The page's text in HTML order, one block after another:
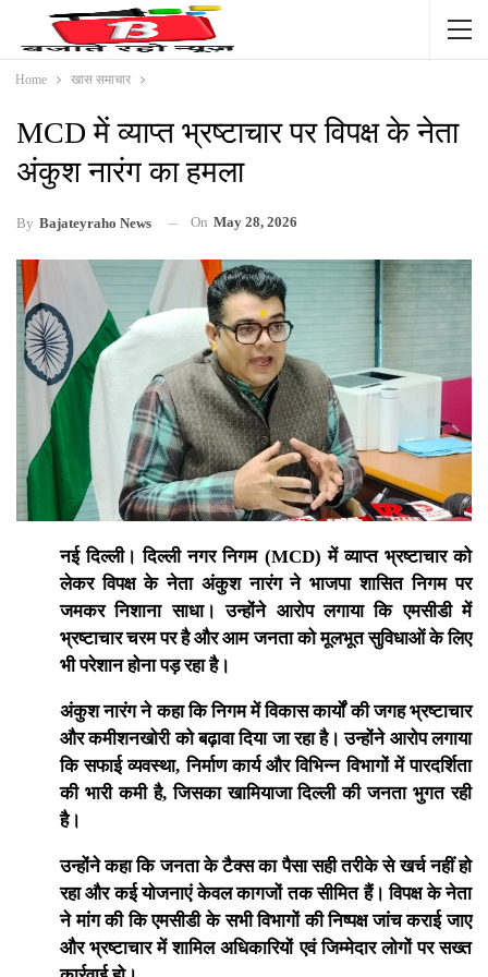
Home खास समाचार
MCD में व्याप्त भ्रष्टाचार पर विपक्ष के नेता
अंकुश नारंग का हमला
By Bajateyraho News On May 28, 2026
नई दिल्ली। दिल्ली नगर निगम (MCD) में व्याप्त भ्रष्टाचार को
लेकर विपक्ष के नेता अंकुश नारंग ने भाजपा शासित निगम पर
जमकर निशाना साधा। उन्होंने आरोप लगाया कि एमसीडी में
भ्रष्टाचार चरम पर है और आम जनता को मूलभूत सुविधाओं के लिए
भी परेशान होना पड़ रहा है।
अंकुश नारंग ने कहा कि निगम में विकास कार्यों की जगह भ्रष्टाचार
और कमीशनखोरी को बढ़ावा दिया जा रहा है। उन्होंने आरोप लगाया
कि सफाई व्यवस्था, निर्माण कार्य और विभिन्न विभागों में पारदर्शिता
की भारी कमी है, जिसका खामियाजा दिल्ली की जनता भुगत रही
है।
उन्होंने कहा कि जनता के टैक्स का पैसा सही तरीके से खर्च नहीं हो
रहा और कई योजनाएं केवल कागजों तक सीमित हैं। विपक्ष के नेता
ने मांग की कि एमसीडी के सभी विभागों की निष्पक्ष जांच कराई जाए
और भ्रष्टाचार में शामिल अधिकारियों एवं जिम्मेदार लोगों पर सख्त